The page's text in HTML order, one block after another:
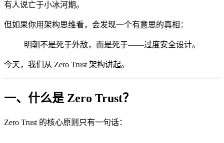
有人说亡于小冰河期。
但如果你用架构思维看，会发现一个有意思的真相：
明朝不是死于外敌，而是死于——过度安全设计。
今天，我们从 Zero Trust 架构讲起。
一、什么是 Zero Trust？
Zero Trust 的核心原则只有一句话：